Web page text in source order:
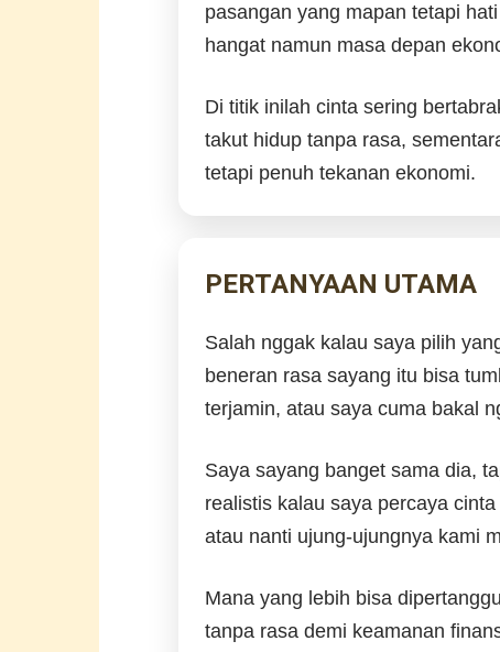
pasangan yang mapan tetapi
hangat namun masa depan
Di titik inilah cinta sering
takut hidup tanpa rasa,
tetapi penuh tekanan ekonomi.
PERTANYAAN UTAMA
Salah nggak kalau saya pilih
beneran rasa sayang itu bisa
terjamin, atau saya cuma bakal
Saya sayang banget sama dia,
realistis kalau saya percaya
atau nanti ujung-ujungnya kami
Mana yang lebih bisa
tanpa rasa demi keamanan